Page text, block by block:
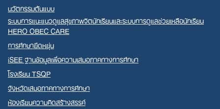
นวัตกรรมต้นแบบ
ระบบการแนะแนวดูแลสุขภาพจิตนักเรียนและระบบการดูแลช่วยเหลือนักเรียน
HERO OBEC CARE
การศึกษายืดหยุ่น
iSEE ฐานข้อมูลเพื่อความเสมอภาคทางการศึกษา
โรงเรียน TSQP
จังหวัดเสมอภาคทางการศึกษา
ห้องเรียนความคิดสร้างสรรค์